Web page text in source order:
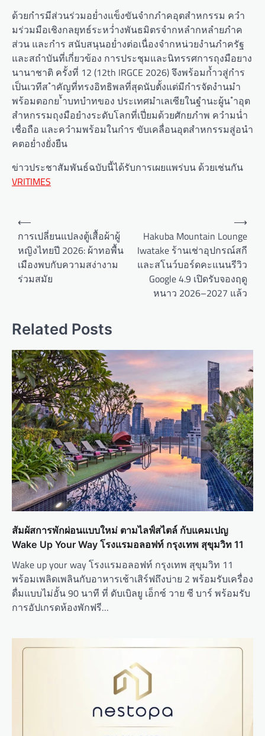
ด้วยกำรมีส่วนร่วมอย่ำงแข็งขันจำกภำคอุตสำหกรรม ควำ
มร่วมมือเชิงกลยุทธ์ระหว่ำงพันธมิตรจำกหลำกหลำยภำค
ส่วน และกำร สนับสนุนอย่ำงต่อเนื่องจำกหน่วยงำนภำครัฐ
และสถำบันที่เกี่ยวข้อง การประชุมและนิทรรศการถุงมือยาง
นานาชาติ ครั้งที่ 12 (12th IRGCE 2026) จึงพร้อมก้ำวสู่กำร
เป็นเวทีส ำคัญที่ทรงอิทธิพลที่สุดนับตั้งแต่มีกำรจัดงำนมำ
พร้อมตอกย ้ำบทบำทของ ประเทศมำเลเซียในฐำนะผู้น ำอุต
สำหกรรมถุงมือยำงระดับโลกที่เปี่ยมด้วยศักยภำพ ควำมน่ำ
เชื่อถือ และควำมพร้อมในกำร ขับเคลื่อนอุตสำหกรรมสู่อนำ
คตอย่ำงยั่งยืน
ข่าวประชาสัมพันธ์ฉบับนี้ได้รับการเผยแพร่บน ด้วยเช่นกัน
VRITIMES
v
i
g
a
t
i
o
n
⟵
การเปลี่ยนแปลงตู้เสื้อผ้าผู้
หญิงไทยปี 2026: ผ้าทอพื้น
เมืองพบกับความสง่างาม
ร่วมสมัย
Hakuba Mountain Lounge
Iwatake ร้านเช่าอุปกรณ์สกี
และสโนว์บอร์ดคะแนนรีวิว
Google 4.9 เปิดรับจองฤดู
หนาว 2026–2027 แล้ว
⟶
Related Posts
สัมผัสการพักผ่อนแบบใหม่ ตามไลฟ์สไตล์ กับแคมเปญ
Wake Up Your Way โรงแรมอลอฟท์ กรุงเทพ สุขุมวิท 11
Wake up your way โรงแรมอลอฟท์ กรุงเทพ สุขุมวิท 11
พร้อมเพลิดเพลินกับอาหารเช้าเสิร์ฟถึงบ่าย 2 พร้อมรับเครื่อง
ดื่มแบบไม่อั้น 90 นาที ที่ ดับเบิลยู เอ็กซ์ วาย ซี บาร์ พร้อมรับ
การอัปเกรดห้องพักฟรี…